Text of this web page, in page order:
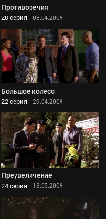
Противоречия
20 серия 08.04.2009
Большое колесо
22 серия 29.04.2009
Преувеличение
24 серия 13.05.2009